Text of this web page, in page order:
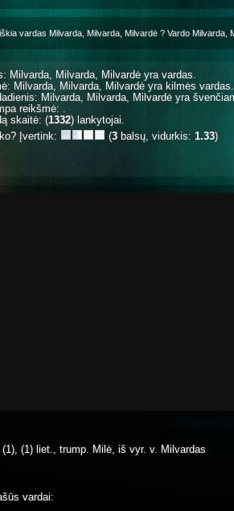
vardas Milvarda, Milvarda, Milvardė ? Vardo Milvarda,
Milvarda, Milvarda, Milvardė yra vardas.
Milvarda, Milvarda, Milvardė yra kilmės vardas.
Milvarda, Milvarda, Milvardė yra
reikšmė: .
skaitė: (1332) lankytojai.
Įvertink:
(3 balsų, vidurkis: 1.33)
(1), (1) liet., trump. Milė, iš vyr. v. Milvardas
vardai: